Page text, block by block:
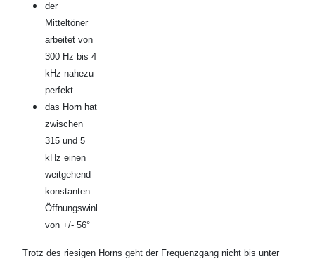
der
Mitteltöner
arbeitet von
300 Hz bis 4
kHz nahezu
perfekt
das Horn hat
zwischen
315 und 5
kHz einen
weitgehend
konstanten
Öffnungswinkel
von +/- 56°
Trotz des riesigen Horns geht der Frequenzgang nicht bis unter